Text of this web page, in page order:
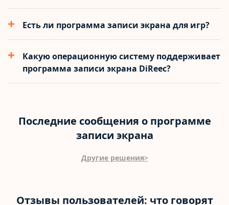
Есть ли программа записи экрана для игр?
Какую операционную систему поддерживает
программа записи экрана DiReec?
Последние сообщения о программе
записи экрана
Другие решения>
Отзывы пользователей: что говорят